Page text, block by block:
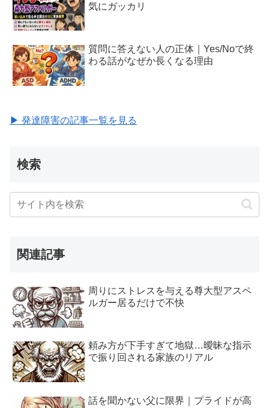
気にガッカリ
質問に答えない人の正体｜Yes/Noで終
わる話がなぜか長くなる理由
▶ 発達障害の記事一覧を見る
検索
関連記事
周りにストレスを与える尊大型アスペ
ルガー居るだけで不快
頼み方が下手すぎて地獄…曖昧な指示
で振り回される家族のリアル
話を聞かない父に限界｜プライドが高